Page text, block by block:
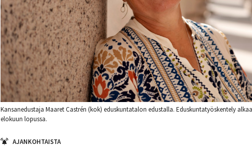
Kansanedustaja Maaret Castrén (kok) eduskuntatalon edustalla. Eduskuntatyöskentely
elokuun lopussa.
AJANKOHTAISTA